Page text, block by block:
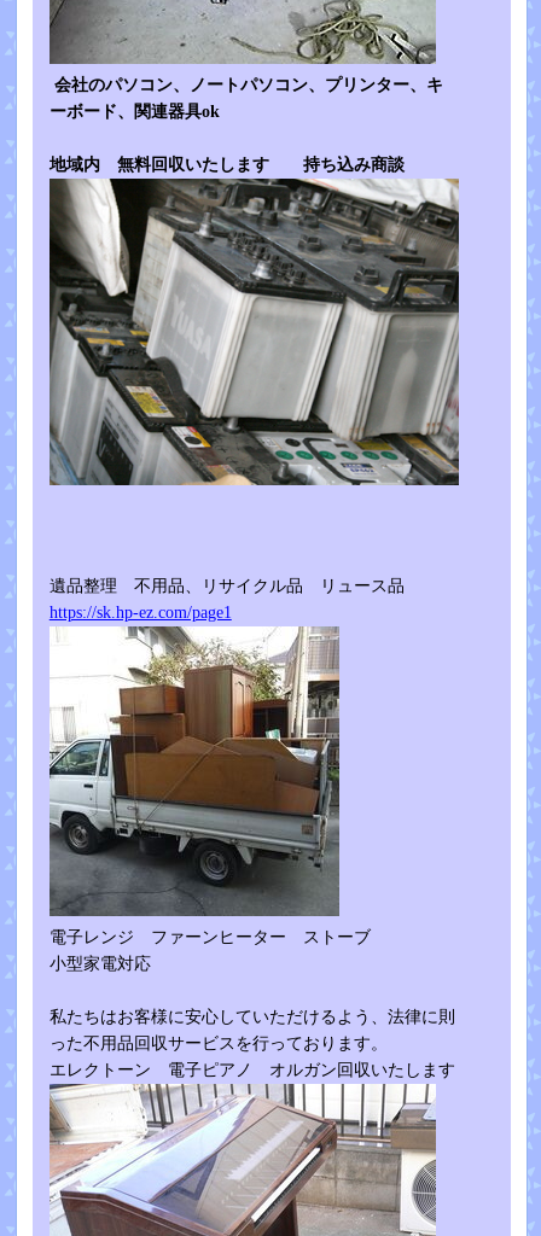
会社のパソコン、ノートパソコン、プリンター、キ
ーボード、関連器具ok
地域内 無料回収いたします 持ち込み商談
遺品整理 不用品、リサイクル品 リュース品
https://sk.hp-ez.com/page1
電子レンジ ファーンヒーター ストーブ
小型家電対応
私たちはお客様に安心していただけるよう、法律に則
った不用品回収サービスを行っております。
エレクトーン 電子ピアノ オルガン回収いたします